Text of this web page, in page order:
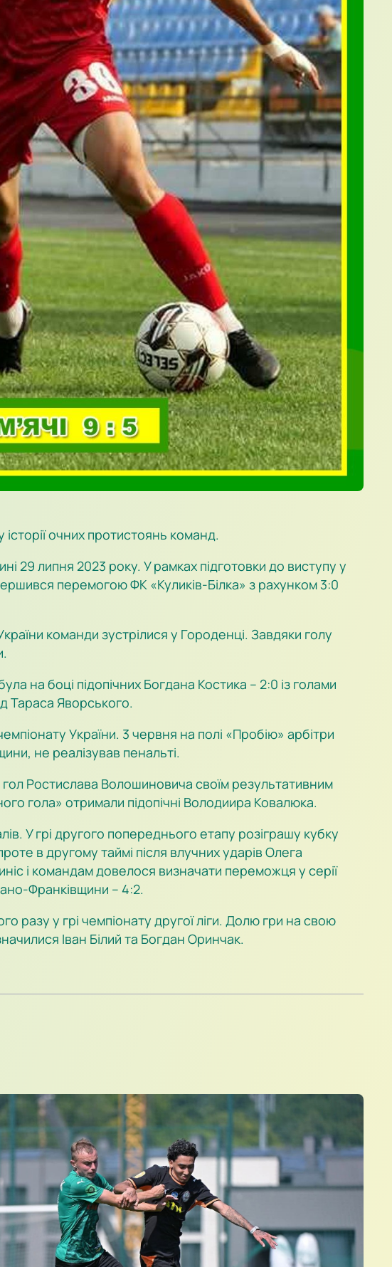
очних протистоянь команд.
29 липня 2023 року. У рамках підготовки до виступу у
перемогою ФК «Куликів-Білка» з рахунком 3:0
команди зустрілися у Городенці. Завдяки голу
на боці підопічних Богдана Костика – 2:0 із голами
Тараса Яворського.
України. 3 червня на полі «Пробію» арбітри
не реалізував пенальті.
гол Ростислава Волошиновича своїм результативним
гола» отримали підопічні Володиира Ковалюка.
У грі другого попереднього етапу розіграшу кубку
в другому таймі після влучних ударів Олега
і командам довелося визначати переможця у серії
Франківщини – 4:2.
разу у грі чемпіонату другої ліги. Долю гри на свою
Іван Білий та Богдан Оринчак.